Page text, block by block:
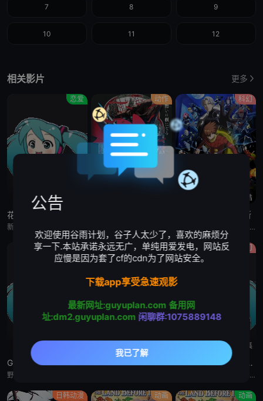
7 8 9
10 11 12
相关影片 更多
恋爱
更新至4集
动作 科幻
已完结
人造人009 涅墨西斯
梶裕贵,皆川纯子,宫野真守,早见沙织,杉田智和,安元洋贵,鹿糠光明,利根健太朗,林勇,山路和弘,中村悠一,日高里菜,细谷佳正,神谷浩史,井上喜久子,稻田彻,若山诗音,内田真礼,佐仓绫音,奈良彻,下野纮
原创 原创 奇幻
更新至4集
恶女不才请多关照 :雏宫蝶鼠换身传:
川井田夏海,石见舞菜香,菱川花菜,古川慎,梅原裕一郎,石川由依,水瀬いのり,中原麻衣,ニケライ・ファラナーゼ,五十嵐丽,川井田夏海,石见舞菜香,茅野爱衣,冈田幸子,小林裕介,矢野优美华,篠原侑,山田美铃,结川あさき,中山祥徳,富士渕将行,鎌仓有那,橘めい,远藤綾
日韩动漫 动画 动画
公告
欢迎使用谷雨计划，谷子人太少了，喜欢的麻烦分
享一下.本站承诺永远无广，单纯用爱发电，网站反
应慢是因为套了cf的cdn为了网站安全。
下载app享受急速观影
最新网址:guyuplan.com 备用网
址:dm2.guyuplan.com 闲聊群:1075889148